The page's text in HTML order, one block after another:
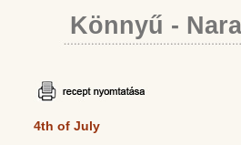
Könnyű -
4th of July